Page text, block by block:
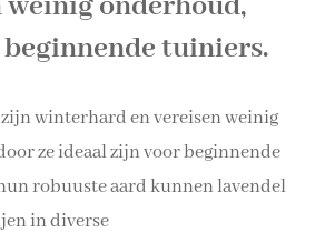
tuiniers.
winterhard en vereisen weinig
ze ideaal zijn voor beginnende
robuuste aard kunnen lavendel
in diverse